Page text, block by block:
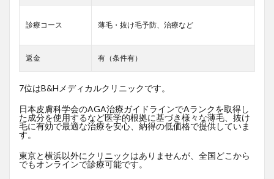
診療コース 薄毛・抜け毛予防、治療など
返金 有（条件有）
7位はB&Hメディカルクリニックです。
日本皮膚科学会のAGA治療ガイドラインでAランクを取得し
た成分を使用するなど医学的根拠に基づき様々な薄毛、抜け
毛に有効で最適な治療を安心、納得の低価格で提供していま
す。
東京と横浜以外にクリニックはありませんが、全国どこから
でもオンラインで診療可能です。